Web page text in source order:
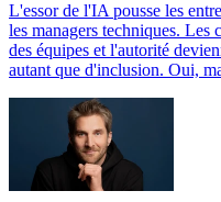
L'essor de l'IA pousse les
les managers techniques. Les
des équipes et l'autorité
autant que d'inclusion. Oui,